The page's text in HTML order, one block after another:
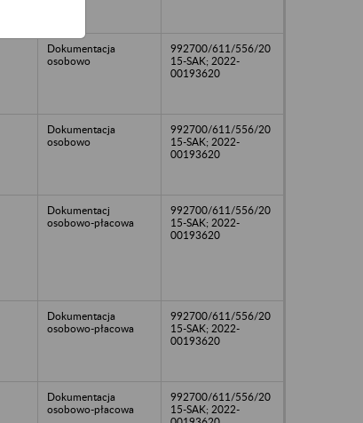
Dokumentacja
osobowo
992700/611/556/20
15-SAK; 2022-
00193620
Dokumentacja
osobowo
992700/611/556/20
15-SAK; 2022-
00193620
Dokumentacj
osobowo-płacowa
992700/611/556/20
15-SAK; 2022-
00193620
Dokumentacja
osobowo-płacowa
992700/611/556/20
15-SAK; 2022-
00193620
Dokumentacja
osobowo-płacowa
992700/611/556/20
15-SAK; 2022-